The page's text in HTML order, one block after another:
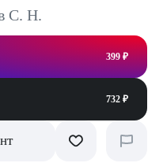
С. Н.
399 ₽
732 ₽